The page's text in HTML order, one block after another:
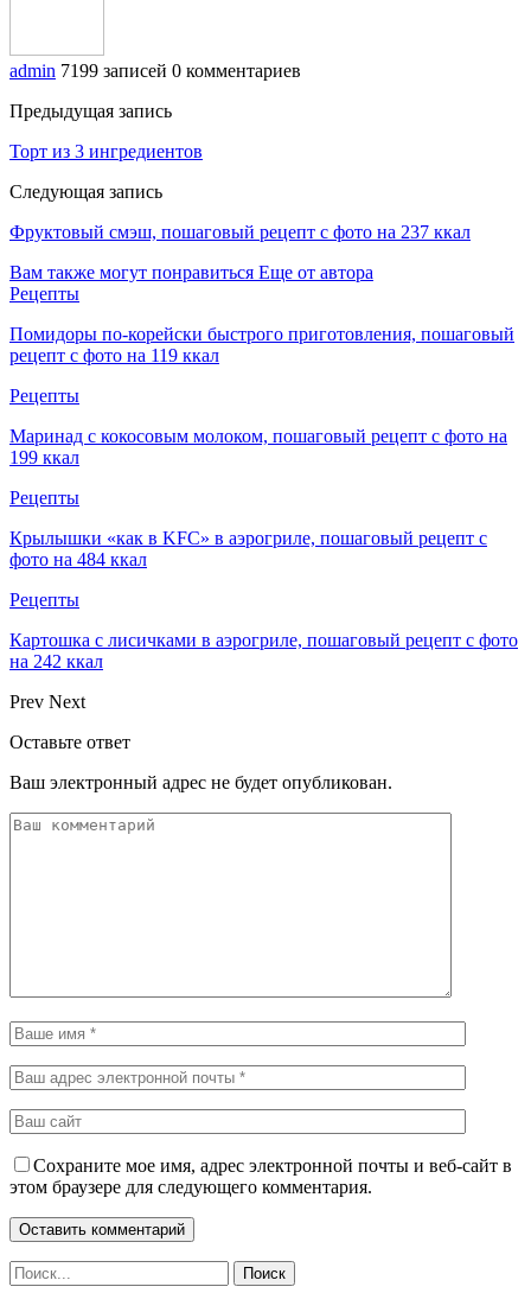
admin 7199 записей 0 комментариев
Предыдущая запись
Торт из 3 ингредиентов
Следующая запись
Фруктовый смэш, пошаговый рецепт с фото на 237 ккал
Вам также могут понравиться Еще от автора
Рецепты
Помидоры по-корейски быстрого приготовления, пошаговый
рецепт с фото на 119 ккал
Рецепты
Маринад с кокосовым молоком, пошаговый рецепт с фото на
199 ккал
Рецепты
Крылышки «как в KFC» в аэрогриле, пошаговый рецепт с
фото на 484 ккал
Рецепты
Картошка с лисичками в аэрогриле, пошаговый рецепт с фото
на 242 ккал
Prev Next
Оставьте ответ
Ваш электронный адрес не будет опубликован.
Сохраните мое имя, адрес электронной почты и веб-сайт в
этом браузере для следующего комментария.